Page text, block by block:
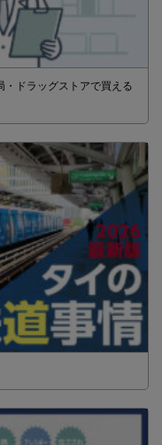
ドラッグストアで買える